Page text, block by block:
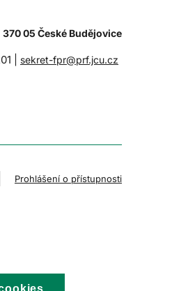
05 České Budějovice
| sekret-fpr@prf.jcu.cz
Prohlášení o přístupnosti